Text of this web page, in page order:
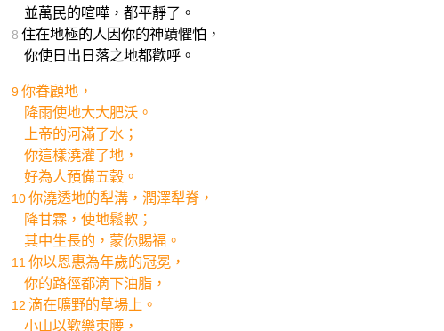
並萬民的喧嘩，都平靜了。
8 住在地極的人因你的神蹟懼怕，
你使日出日落之地都歡呼。
9你眷顧地，
降雨使地大大肥沃。
上帝的河滿了水；
你這樣澆灌了地，
好為人預備五穀。
10你澆透地的犁溝，潤澤犁脊，
降甘霖，使地鬆軟；
其中生長的，蒙你賜福。
11 你以恩惠為年歲的冠冕，
你的路徑都滴下油脂，
12 滴在曠野的草場上。
小山以歡樂束腰，